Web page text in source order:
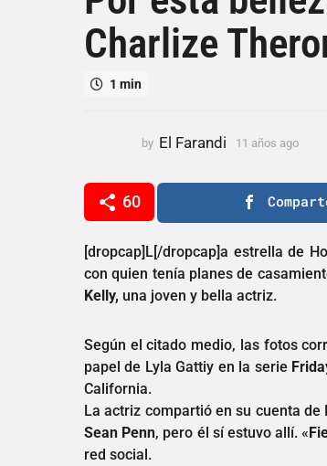
a
ñ
o
1
ñ
o
s
a
o
Charlize
1 min
by El Farandi 11 años ago
a
o
60
[dropcap]L[/dropcap]a estrella de
con quien tenía planes de
Kelly, una joven y bella actriz.
Según el citado medio, las fotos
papel de Lyla Gattiy en la serie
California.
La actriz compartió en su cuenta de
Sean Penn, pero él sí estuvo allí. «
red social.